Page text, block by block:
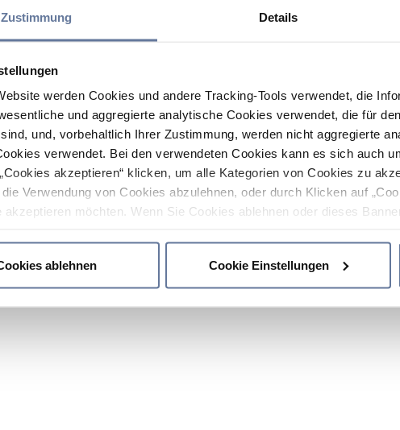
Zustimmung Details
werden Cookies und andere Tracking-Tools verwendet, die
und aggregierte analytische Cookies verwendet, die für
und, vorbehaltlich Ihrer Zustimmung, werden nicht aggregierte
verwendet. Bei den verwendeten Cookies kann es sich auch
akzeptieren“ klicken, um alle Kategorien von Cookies zu
Verwendung von Cookies abzulehnen, oder durch Klicken auf
akzeptieren möchten. Wenn Sie Cookies ablehnen oder dieses
ablehnen
Cookie Einstellungen